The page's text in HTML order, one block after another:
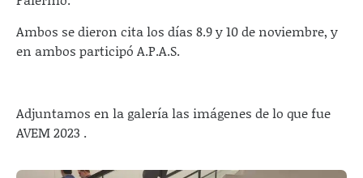
Ambos se dieron cita los días 8.9 y 10 de noviembre, y
en ambos participó A.P.A.S.
Adjuntamos en la galería las imágenes de lo que fue
AVEM 2023 .